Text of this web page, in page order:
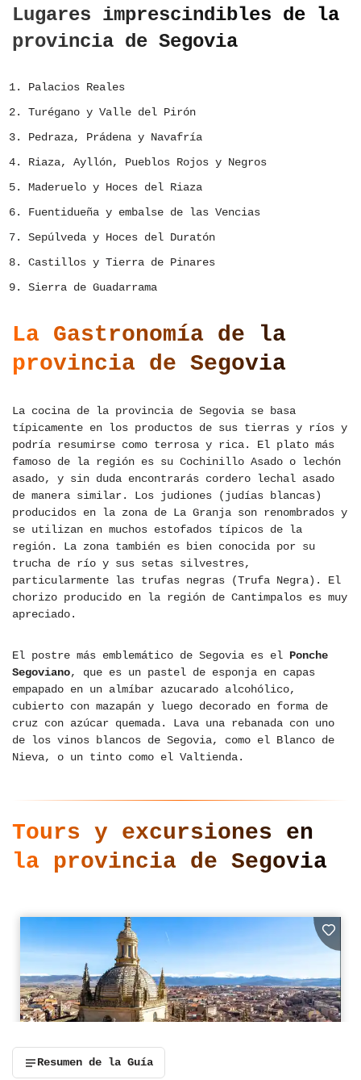
Lugares imprescindibles de la
provincia de Segovia
Palacios Reales
Turégano y Valle del Pirón
Pedraza, Prádena y Navafría
Riaza, Ayllón, Pueblos Rojos y Negros
Maderuelo y Hoces del Riaza
Fuentidueña y embalse de las Vencias
Sepúlveda y Hoces del Duratón
Castillos y Tierra de Pinares
Sierra de Guadarrama
La Gastronomía de la
provincia de Segovia
La cocina de la provincia de Segovia se basa
típicamente en los productos de sus tierras y ríos y
podría resumirse como terrosa y rica. El plato más
famoso de la región es su Cochinillo Asado o lechón
asado, y sin duda encontrarás cordero lechal asado
de manera similar. Los judiones (judías blancas)
producidos en la zona de La Granja son renombrados y
se utilizan en muchos estofados típicos de la
región. La zona también es bien conocida por su
trucha de río y sus setas silvestres,
particularmente las trufas negras (Trufa Negra). El
chorizo producido en la región de Cantimpalos es muy
apreciado.
El postre más emblemático de Segovia es el Ponche
Segoviano, que es un pastel de esponja en capas
empapado en un almíbar azucarado alcohólico,
cubierto con mazapán y luego decorado en forma de
cruz con azúcar quemada. Lava una rebanada con uno
de los vinos blancos de Segovia, como el Blanco de
Nieva, o un tinto como el Valtienda.
Tours y excursiones en
la provincia de Segovia
Resumen de la Guía